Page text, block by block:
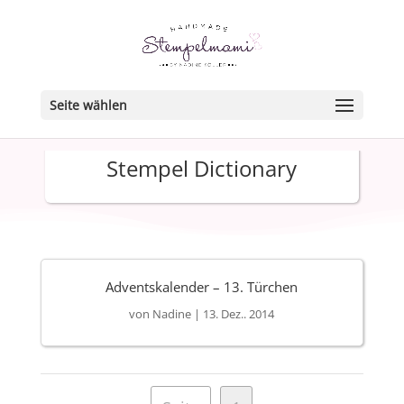
Seite wählen
Stempel Dictionary
Adventskalender – 13. Türchen
von Nadine | 13. Dez.. 2014